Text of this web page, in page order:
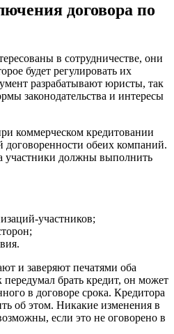
договора по
в сотрудничестве, они
будет регулировать их
разрабатывают юристы, так
законодательства и интересы
коммерческом кредитовании
договоренности обеих компаний.
участники должны выполнить
участников;
и заверяют печатями оба
брать кредит, он может
в договоре срока. Кредитора
об этом. Никакие изменения в
если это не оговорено в